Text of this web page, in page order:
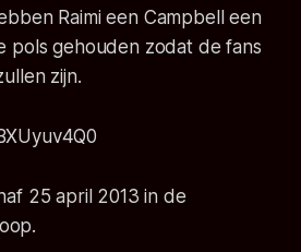
Raimi een Campbell een
pols gehouden zodat de fans
zijn.
25 april 2013 in de